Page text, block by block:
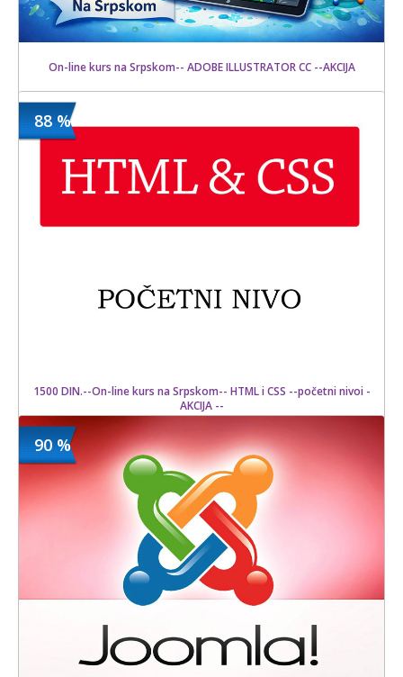
On-line kurs na Srpskom-- ADOBE ILLUSTRATOR CC --AKCIJA
Kupljeno
1500 din
88 %
1500 DIN.--On-line kurs na Srpskom-- HTML i CSS --početni nivoi -
AKCIJA --
Kupljeno
6 kom.
1500 din
12000 din
90 %